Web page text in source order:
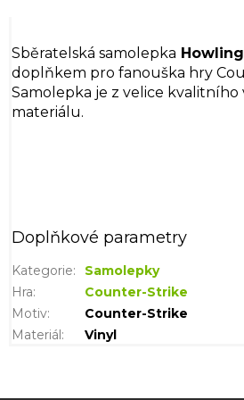
Sběratelská samolepka
doplňkem pro fanouška hry
Samolepka je z velice kvalitního
materiálu.
Doplňkové parametry
Kategorie:
Samolepky
Hra:
Counter-Strike
Motiv:
Counter-Strike
Materiál: Vinyl